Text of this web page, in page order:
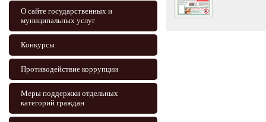
О сайте государственных и
муниципальных услуг
Конкурсы
Противодействие коррупции
Меры поддержки отдельных
категорий граждан